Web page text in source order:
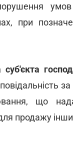
умов
при
за
що
продажу